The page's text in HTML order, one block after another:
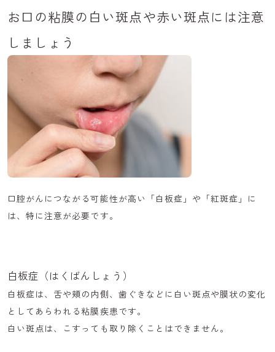
お口の粘膜の白い斑点や赤い斑点には注意
しましょう
口腔がんにつながる可能性が高い「白板症」や「紅斑症」に
は、特に注意が必要です。
白板症（はくばんしょう）
白板症は、舌や頬の内側、歯ぐきなどに白い斑点や膜状の変化
としてあらわれる粘膜疾患です。
白い斑点は、こすっても取り除くことはできません。